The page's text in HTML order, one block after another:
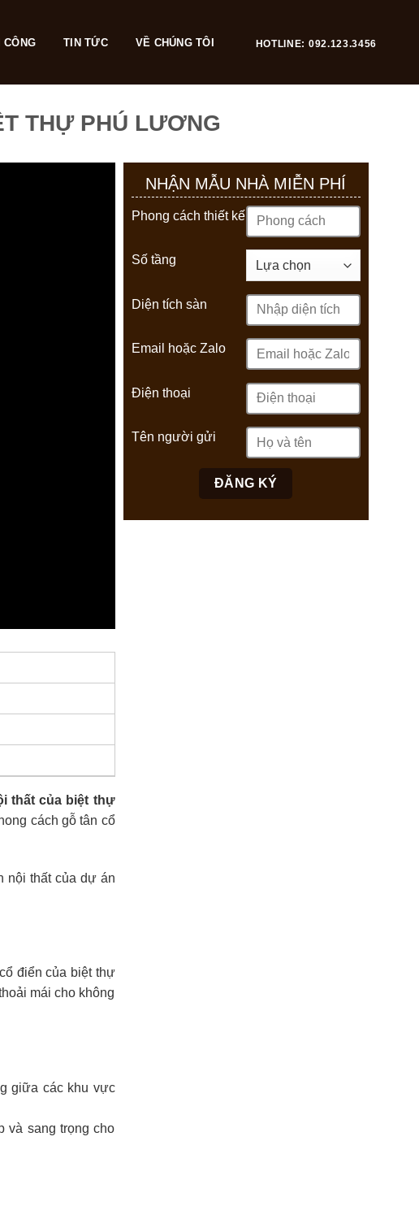
CÔNG TIN TỨC VỀ CHÚNG TÔI HOTLINE: 092.123.3456
THỰ PHÚ LƯƠNG
thất của biệt thự
cách gỗ tân cổ
nội thất của dự án
điển của biệt thự
mái cho không
giữa các khu vực
và sang trọng cho
NHẬN MẪU NHÀ MIỄN PHÍ
Phong cách thiết kế
Số tầng
Diện tích sàn
Email hoặc Zalo
Điện thoại
Tên người gửi